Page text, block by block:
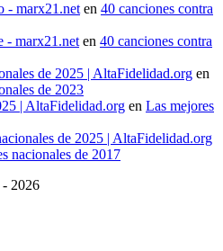
- marx21.neten 40 canciones contra
- marx21.neten 40 canciones contra
de 2025 | AltaFidelidad.org en
de 2023
| AltaFidelidad.org en Las mejores
de 2025 | AltaFidelidad.org
nacionales de 2017
2026